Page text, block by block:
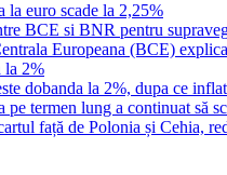
la euro scade la 2,25%
BCE si BNR pentru
Europeana (BCE)
la 2%
dobanda la 2%, dupa ce
pe termen lung a continuat să
față de Polonia și Cehia,